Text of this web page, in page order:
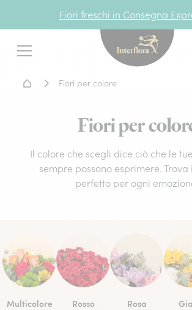
Fiori freschi in Consegna
Menu
Home - Fiori a domicilio
Fiori per colore
Fiori per
Il colore che scegli dice ciò che le
sempre possono esprimere.
perfetto per ogni
Multicolore Rosso Rosa